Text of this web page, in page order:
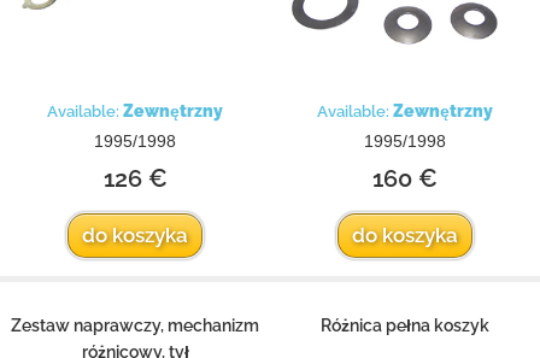
Available: Zewnętrzny
1995/1998
126 €
do koszyka
Available: Zewnętrzny
1995/1998
160 €
do koszyka
Zestaw naprawczy, mechanizm
różnicowy, tył
Różnica pełna koszyk